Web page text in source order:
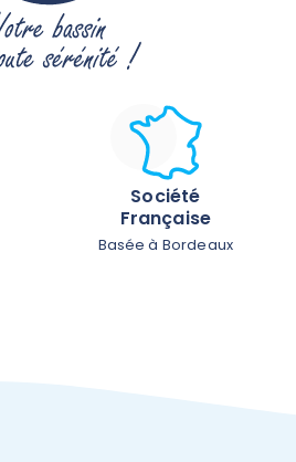
Société
Française
Basée à Bordeaux